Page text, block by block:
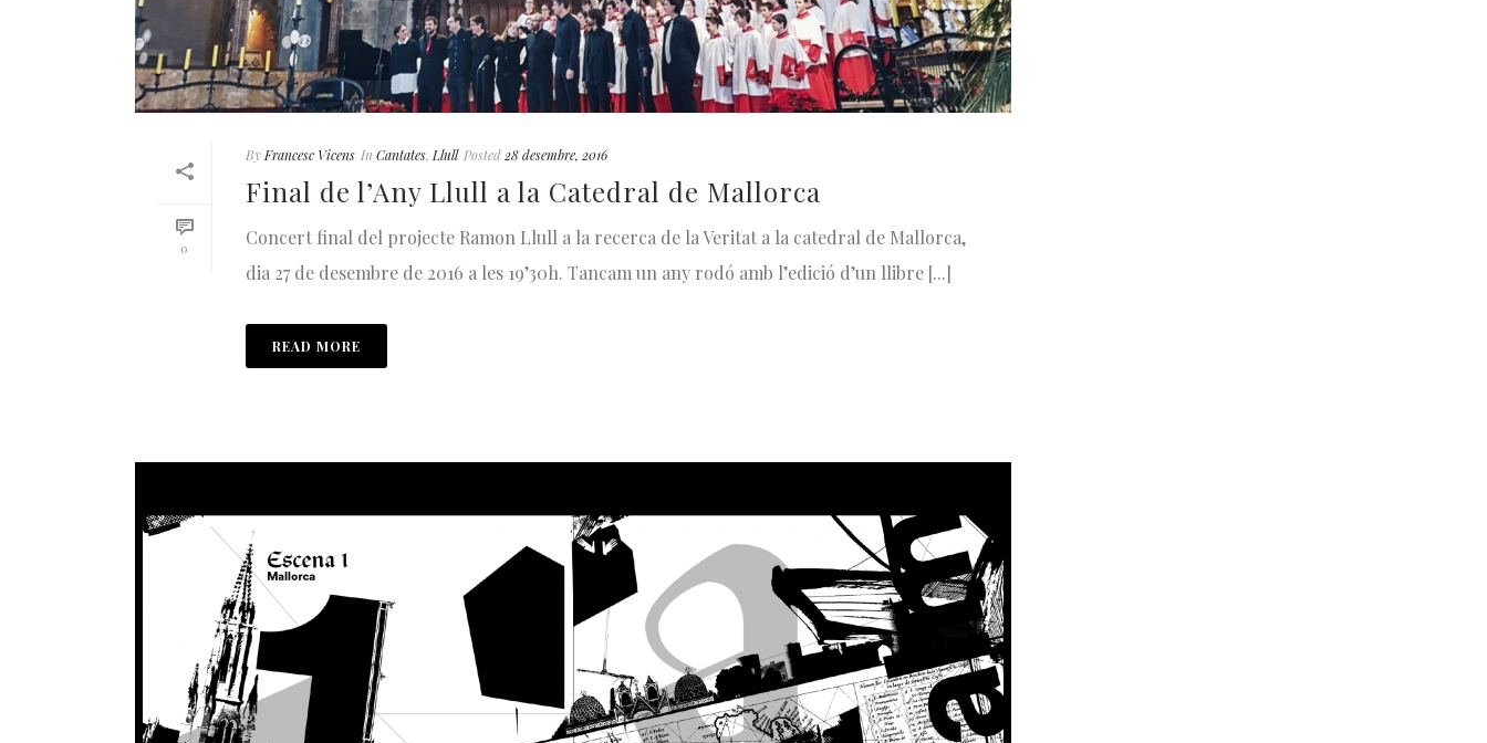
0
By Francesc Vicens In Cantates, Llull Posted 28 desembre, 2016
Final de l’Any Llull a la Catedral de Mallorca
Concert final del projecte Ramon Llull a la recerca de la Veritat a la catedral de Mallorca,
dia 27 de desembre de 2016 a les 19’30h. Tancam un any rodó amb l’edició d’un llibre [...]
READ MORE